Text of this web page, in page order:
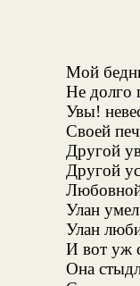
Мой
Не долго
Увы!
Своей
Другой
Другой
Улан
Улан
И вот уж
Она